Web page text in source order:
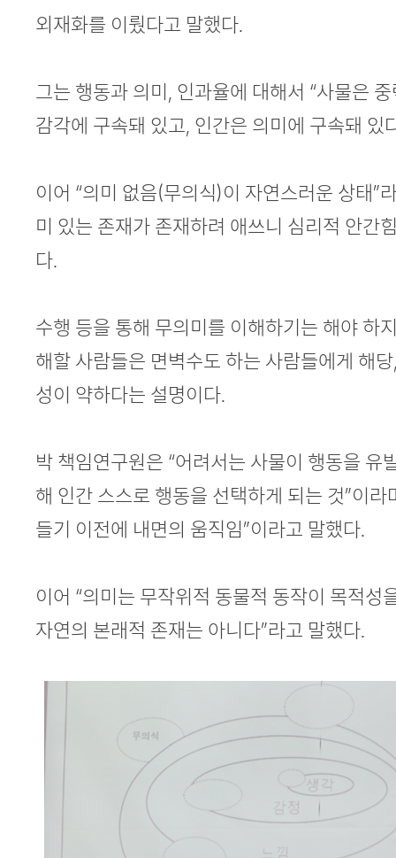
외재화를 이뤘다고 말했다.
그는 행동과 의미, 인과율에 대해서 “사물은
감각에 구속돼 있고, 인간은 의미에 구속돼 있
이어 “의미 없음(무의식)이 자연스러운 상태”
미 있는 존재가 존재하려 애쓰니 심리적 안간
다.
수행 등을 통해 무의미를 이해하기는 해야 하
해할 사람들은 면벽수도 하는 사람들에게 해
성이 약하다는 설명이다.
박 책임연구원은 “어려서는 사물이 행동을 유
해 인간 스스로 행동을 선택하게 되는 것”이
들기 이전에 내면의 움직임”이라고 말했다.
이어 “의미는 무작위적 동물적 동작이 목적성
자연의 본래적 존재는 아니다”라고 말했다.